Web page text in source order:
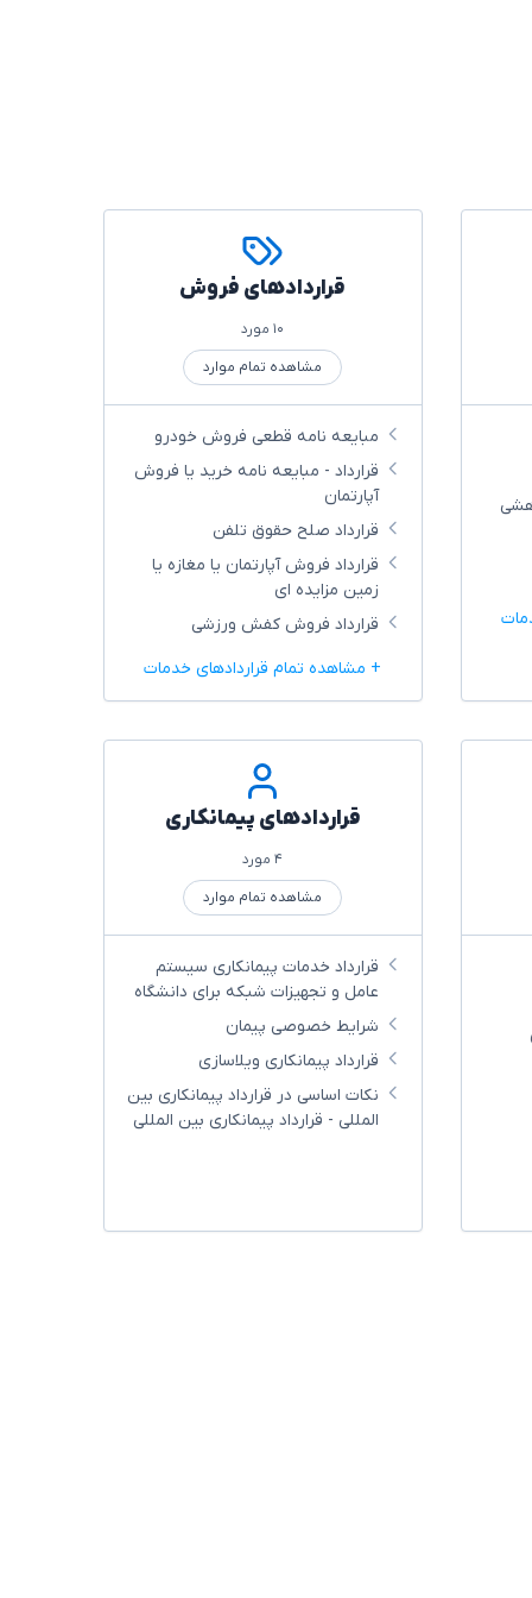
قراردادهای فروش
۱۰ مورد
مشاهده تمام موارد
مبایعه نامه قطعی فروش خودرو
قرارداد - مبایعه نامه خرید یا فروش
آپارتمان
قرارداد صلح حقوق تلفن
قرارداد فروش آپارتمان یا مغازه یا
زمین مزایده ای
قرارداد فروش کفش ورزشی
+ مشاهده تمام قراردادهای خدمات
قراردادهای پیمانکاری
۴ مورد
مشاهده تمام موارد
قرارداد خدمات پیمانکاری سیستم
عامل و تجهیزات شبکه برای دانشگاه
شرایط خصوصی پیمان
قرارداد پیمانکاری ویلاسازی
نکات اساسی در قرارداد پیمانکاری بین
المللی - قرارداد پیمانکاری بین المللی